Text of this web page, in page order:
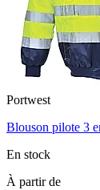
Portwest
Blouson pilote 3
En stock
À partir de